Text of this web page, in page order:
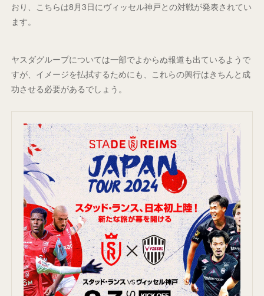
おり、こちらは8月3日にヴィッセル神戸との対戦が発表されてい
ます。
ヤスダグループについては一部でよからぬ報道も出ているようで
すが、イメージを払拭するためにも、これらの興行はきちんと成
功させる必要があるでしょう。